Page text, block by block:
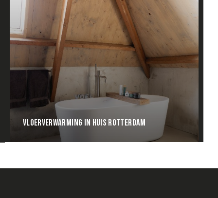
VLOERVERWARMING IN HUIS ROTTERDAM